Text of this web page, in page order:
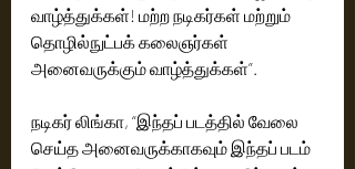
வாழ்த்துக்கள்! மற்ற நடிகர்கள் மற்றும்
தொழில்நுட்பக் கலைஞர்கள்
அனைவருக்கும் வாழ்த்துக்கள்”.
நடிகர் லிங்கா, “இந்தப் படத்தில் வேலை
செய்த அனைவருக்காகவும் இந்தப் படம்